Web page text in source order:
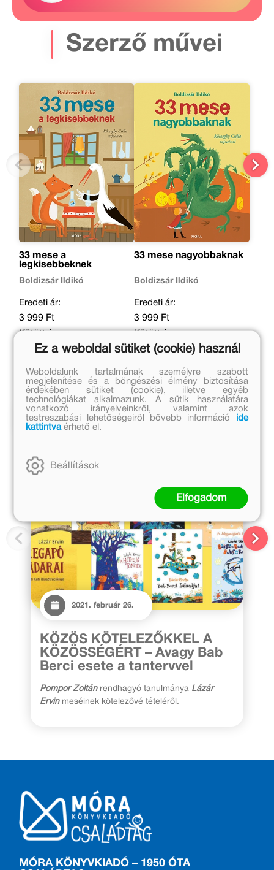
Szerző művei
33 mese a
legkisebbeknek
Boldizsár Ildikó
Eredeti ár:
3 999 Ft
Kötött ár:
3 599 Ft
Kosárba
33 mese nagyobbaknak
Boldizsár Ildikó
Eredeti ár:
3 999 Ft
Kötött ár:
3 599 Ft
Kosárba
Kapcsolódó cikkek
2021. február 26.
KÖZÖS KÖTELEZŐKKEL A
KÖZÖSSÉGÉRT – Avagy Bab
Berci esete a tantervvel
Pompor Zoltánrendhagyó tanulmánya Lázár
Ervinmeséinek kötelezővé tételéről.
MÓRA KÖNYVKIADÓ – 1950 ÓTA
Ez a weboldal sütiket (cookie) használ
Weboldalunk tartalmának személyre szabott
megjelenítése és a böngészési élmény biztosítása
érdekében sütiket (cookie), illetve egyéb
technológiákat alkalmazunk. A sütik használatára
vonatkozó irányelveinkről, valamint azok
testreszabási lehetőségeiről bővebb információ
ide
kattintvaérhető el.
Beállítások
Elfogadom